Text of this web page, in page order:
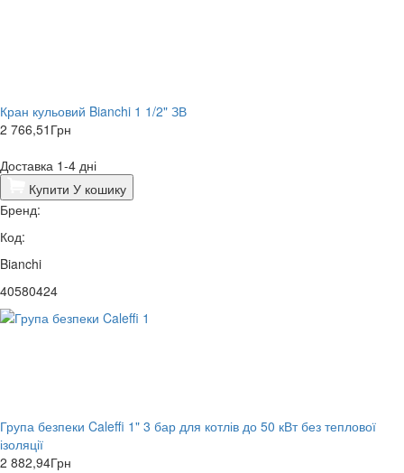
Кран кульовий Bianchi 1 1/2" ЗВ
2 766,51 Грн
Доставка 1-4 дні
Купити У кошику
Бренд:
Код:
Bianchi
40580424
Група безпеки Caleffi 1" 3 бар для котлів до 50 кВт без теплової
ізоляції
2 882,94Грн